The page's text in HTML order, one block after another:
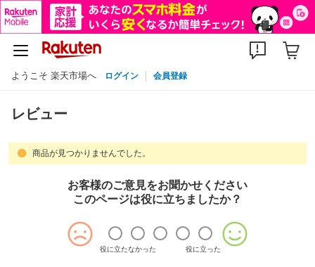
ようこそ 楽天市場へ ログイン 会員登録
レビュー
商品が見つかりませんでした。
お客様のご意見をお聞かせください
このページは役に立ちましたか？
役に立たなかった 役に立った